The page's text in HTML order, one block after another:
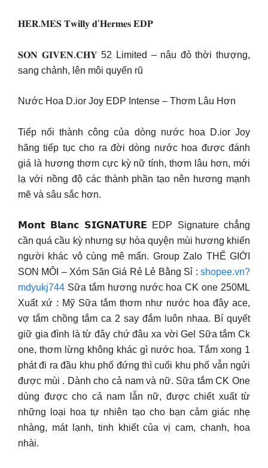
𝐇𝐄𝐑.𝐌𝐄𝐒 𝐓𝐰𝐢𝐥𝐥𝐲 𝐝’𝐇𝐞𝐫𝐦𝐞𝐬 𝐄𝐃𝐏
𝐒𝐎𝐍 𝐆𝐈𝐕𝐄𝐍.𝐂𝐇𝐘 52 Limited – nâu đỏ thời thượng,
sang chảnh, lên môi quyến rũ
Nước Hoa D.ior Joy EDP Intense – Thơm Lâu Hơn
Tiếp nối thành công của dòng nước hoa D.ior Joy
hãng tiếp tục cho ra đời dòng nước hoa được đánh
giá là hương thơm cực kỳ nữ tính, thơm lâu hơn, mới
lạ với nồng độ các thành phần tạo nên hương mạnh
mẽ và sâu sắc hơn.
𝗠𝗼𝗻𝘁 𝗕𝗹𝗮𝗻𝗰 𝗦𝗜𝗚𝗡𝗔𝗧𝗨𝗥𝗘 EDP Signature chẳng
cần quá cầu kỳ nhưng sự hòa quyện mùi hương khiến
người khác vô cùng mê mẩn. Group Zalo THẾ GIỚI
SON MÔI – Xóm Săn Giá Rẻ Lẻ Bằng Sỉ : shopee.vn?
mdyukj744 Sữa tắm hương nước hoa CK one 250ML
Xuất xứ : Mỹ Sữa tắm thơm như nước hoa đây ace,
vợ tắm chồng tắm ca 2 say đắm luôn nhaa. Bí quyết
giữ gia đình là từ đây chứ đâu xa vời Gel Sữa tắm Ck
one, thơm lừng không khác gì nước hoa. Tắm xong 1
phát đi ra đầu khu phố đứng thì cuối khu phố vẫn ngửi
được mùi . Dành cho cả nam và nữ. Sữa tắm CK One
dùng được cho cả nam lẫn nữ, được chiết xuất từ
những loại hoa tự nhiên tạo cho bạn cảm giác nhẹ
nhàng, mát lạnh, tinh khiết của vị cam, chanh, hoa
nhài.